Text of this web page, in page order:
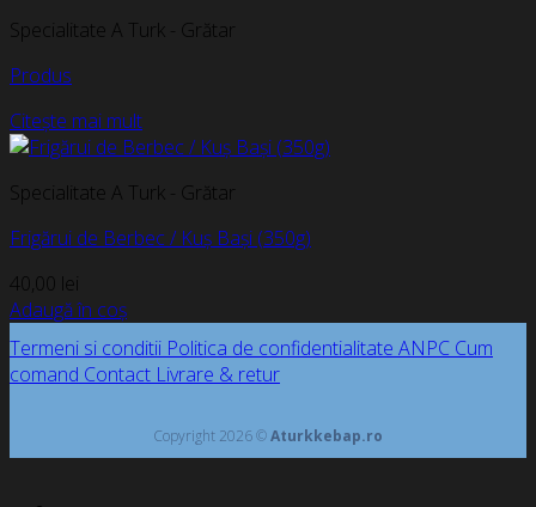
Specialitate A Turk - Grătar
Produs
Citește mai mult
Specialitate A Turk - Grătar
Frigărui de Berbec / Kuș Bași (350g)
40,00 lei
Adaugă în coș
Termeni si conditii Politica de confidentialitate ANPC Cum
comand Contact Livrare & retur
Copyright 2026 ©Aturkkebap.ro